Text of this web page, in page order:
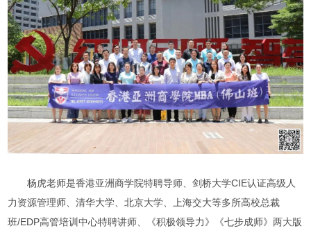
杨虎老师是香港亚洲商学院特聘导师、剑桥大学CIE认证高级人
力资源管理师、清华大学、北京大学、上海交大等多所高校总裁
班/EDP高管培训中心特聘讲师、《积极领导力》《七步成师》两大版